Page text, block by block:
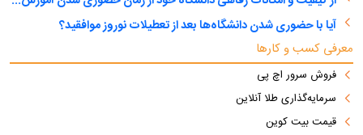
آیا با حضوری شدن دانشگاه‌ها بعد از تعطیلات نوروز موافقید؟
معرفی کسب و کارها
فروش سرور اچ پی
سرمایه‌گذاری طلا آنلاین
قیمت بیت کوین